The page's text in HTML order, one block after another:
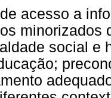
acesso a
minorizados
social e